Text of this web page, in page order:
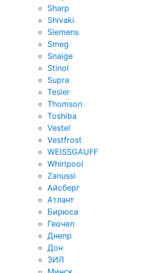
Sharp
Shivaki
Siemens
Smeg
Snaige
Stinol
Supra
Tesler
Thomson
Toshiba
Vestel
Vestfrost
WEISSGAUFF
Whirlpool
Zanussi
Айсберг
Атлант
Бирюса
Геочел
Днепр
Дон
ЗИЛ